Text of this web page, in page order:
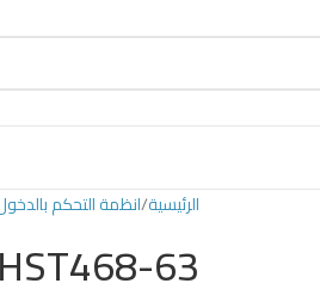
الرئيسية انظمة التحكم
HST468-63